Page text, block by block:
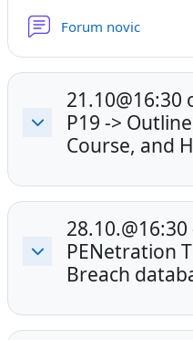
Forum novic
Skrči
21.10@16:30
P19 ->
Course, and
Skrči
28.10.@16:30
PENetration
Breach